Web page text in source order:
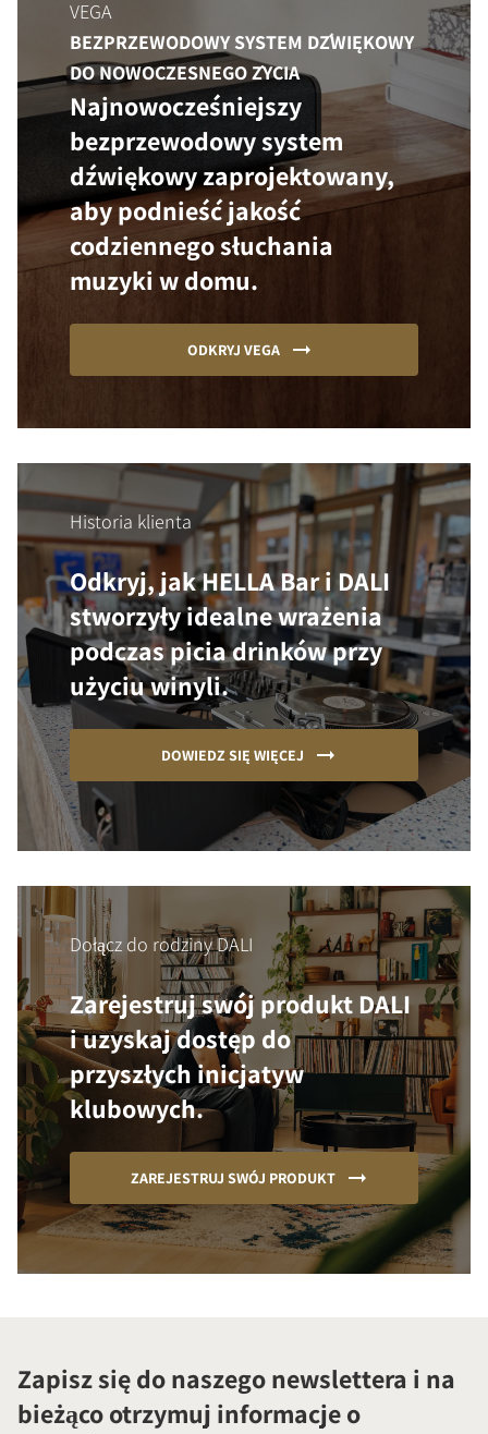
VEGA
BEZPRZEWODOWY SYSTEM DŹWIĘKOWY
DO NOWOCZESNEGO ŻYCIA
Najnowocześniejszy
bezprzewodowy system
dźwiękowy zaprojektowany,
aby podnieść jakość
codziennego słuchania
muzyki w domu.
ODKRYJ VEGA
Historia klienta
Odkryj, jak HELLA Bar i DALI
stworzyły idealne wrażenia
podczas picia drinków przy
użyciu winyli.
DOWIEDZ SIĘ WIĘCEJ
Dołącz do rodziny DALI
Zarejestruj swój produkt DALI
i uzyskaj dostęp do
przyszłych inicjatyw
klubowych.
ZAREJESTRUJ SWÓJ PRODUKT
Zapisz się do naszego newslettera i na
bieżąco otrzymuj informacje o